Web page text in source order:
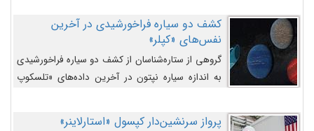
کشف دو سیاره فراخورشیدی در آخرین
نفس‌های «کپلر»
گروهی از ستاره‌شناسان از کشف دو سیاره فراخورشیدی
به اندازه سیاره نپتون در آخرین داده‌های «تلسکوپ
پرواز سرنشین‌دار کپسول «استارلاینر»